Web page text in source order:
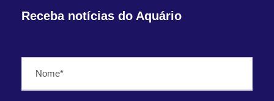
Receba notícias do Aquário